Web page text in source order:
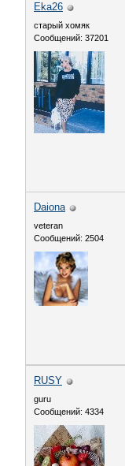
Eka26
старый хомяк
Сообщений: 37201
Daiona
veteran
Сообщений: 2504
RUSY
guru
Сообщений: 4334